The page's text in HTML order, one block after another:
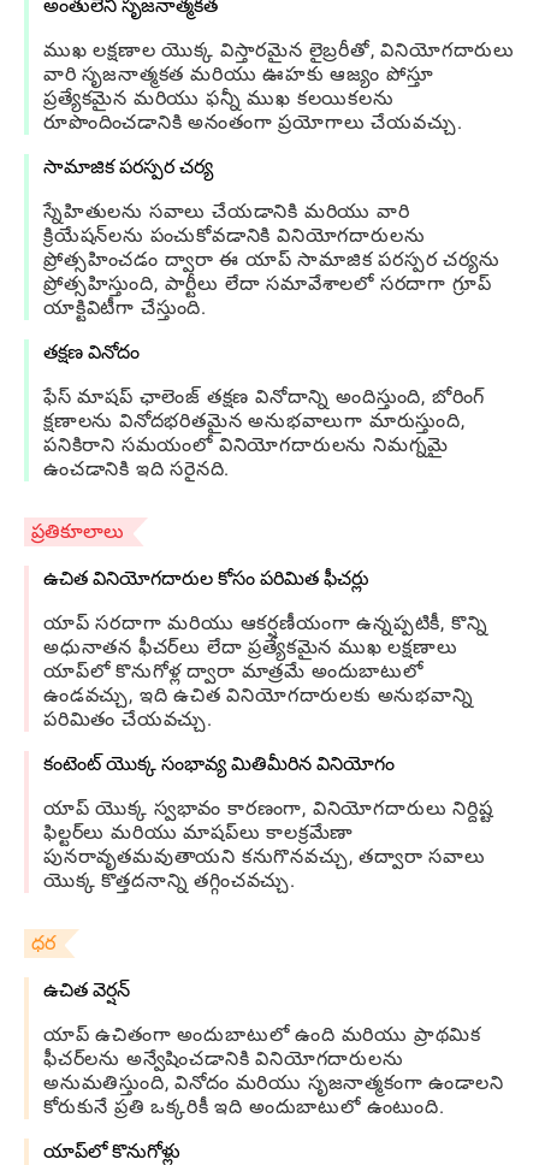
అంతులేని సృజనాత్మకత
ముఖ లక్షణాల యొక్క విస్తారమైన లైబ్రరీతో, వినియోగదారులు
వారి సృజనాత్మకత మరియు ఊహకు ఆజ్యం పోస్తూ
ప్రత్యేకమైన మరియు ఫన్నీ ముఖ కలయికలను
రూపొందించడానికి అనంతంగా ప్రయోగాలు చేయవచ్చు.
సామాజిక పరస్పర చర్య
స్నేహితులను సవాలు చేయడానికి మరియు వారి
క్రియేషన్‌లను పంచుకోవడానికి వినియోగదారులను
ప్రోత్సహించడం ద్వారా ఈ యాప్ సామాజిక పరస్పర చర్యను
ప్రోత్సహిస్తుంది, పార్టీలు లేదా సమావేశాలలో సరదాగా గ్రూప్
యాక్టివిటీగా చేస్తుంది.
తక్షణ వినోదం
ఫేస్ మాషప్ ఛాలెంజ్ తక్షణ వినోదాన్ని అందిస్తుంది, బోరింగ్
క్షణాలను వినోదభరితమైన అనుభవాలుగా మారుస్తుంది,
పనికిరాని సమయంలో వినియోగదారులను నిమగ్నమై
ఉంచడానికి ఇది సరైనది.
ప్రతికూలాలు
ఉచిత వినియోగదారుల కోసం పరిమిత ఫీచర్లు
యాప్ సరదాగా మరియు ఆకర్షణీయంగా ఉన్నప్పటికీ, కొన్ని
అధునాతన ఫీచర్‌లు లేదా ప్రత్యేకమైన ముఖ లక్షణాలు
యాప్‌లో కొనుగోళ్ల ద్వారా మాత్రమే అందుబాటులో
ఉండవచ్చు, ఇది ఉచిత వినియోగదారులకు అనుభవాన్ని
పరిమితం చేయవచ్చు.
కంటెంట్ యొక్క సంభావ్య మితిమీరిన వినియోగం
యాప్ యొక్క స్వభావం కారణంగా, వినియోగదారులు నిర్దిష్ట
ఫిల్టర్‌లు మరియు మాషప్‌లు కాలక్రమేణా
పునరావృతమవుతాయని కనుగొనవచ్చు, తద్వారా సవాలు
యొక్క కొత్తదనాన్ని తగ్గించవచ్చు.
ధర
ఉచిత వెర్షన్
యాప్ ఉచితంగా అందుబాటులో ఉంది మరియు ప్రాథమిక
ఫీచర్‌లను అన్వేషించడానికి వినియోగదారులను
అనుమతిస్తుంది, వినోదం మరియు సృజనాత్మకంగా ఉండాలని
కోరుకునే ప్రతి ఒక్కరికీ ఇది అందుబాటులో ఉంటుంది.
యాప్‌లో కొనుగోళ్లు